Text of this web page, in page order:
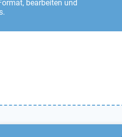
bearbeiten und